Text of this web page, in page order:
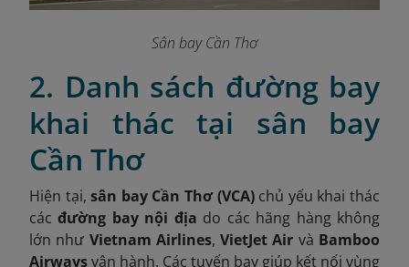
Sân bay Cần Thơ
2. Danh sách đường bay
khai thác tại sân bay
Cần Thơ
Hiện tại,sân bay Cần Thơ (VCA)chủ yếu khai thác
cácđường bay nội địa do các hãng hàng không
lớn như Vietnam Airlines,VietJet Air và Bamboo
Airwaysvận hành. Các tuyến bay giúp kết nối vùng